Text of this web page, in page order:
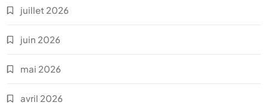
juillet 2026
juin 2026
mai 2026
avril 2026